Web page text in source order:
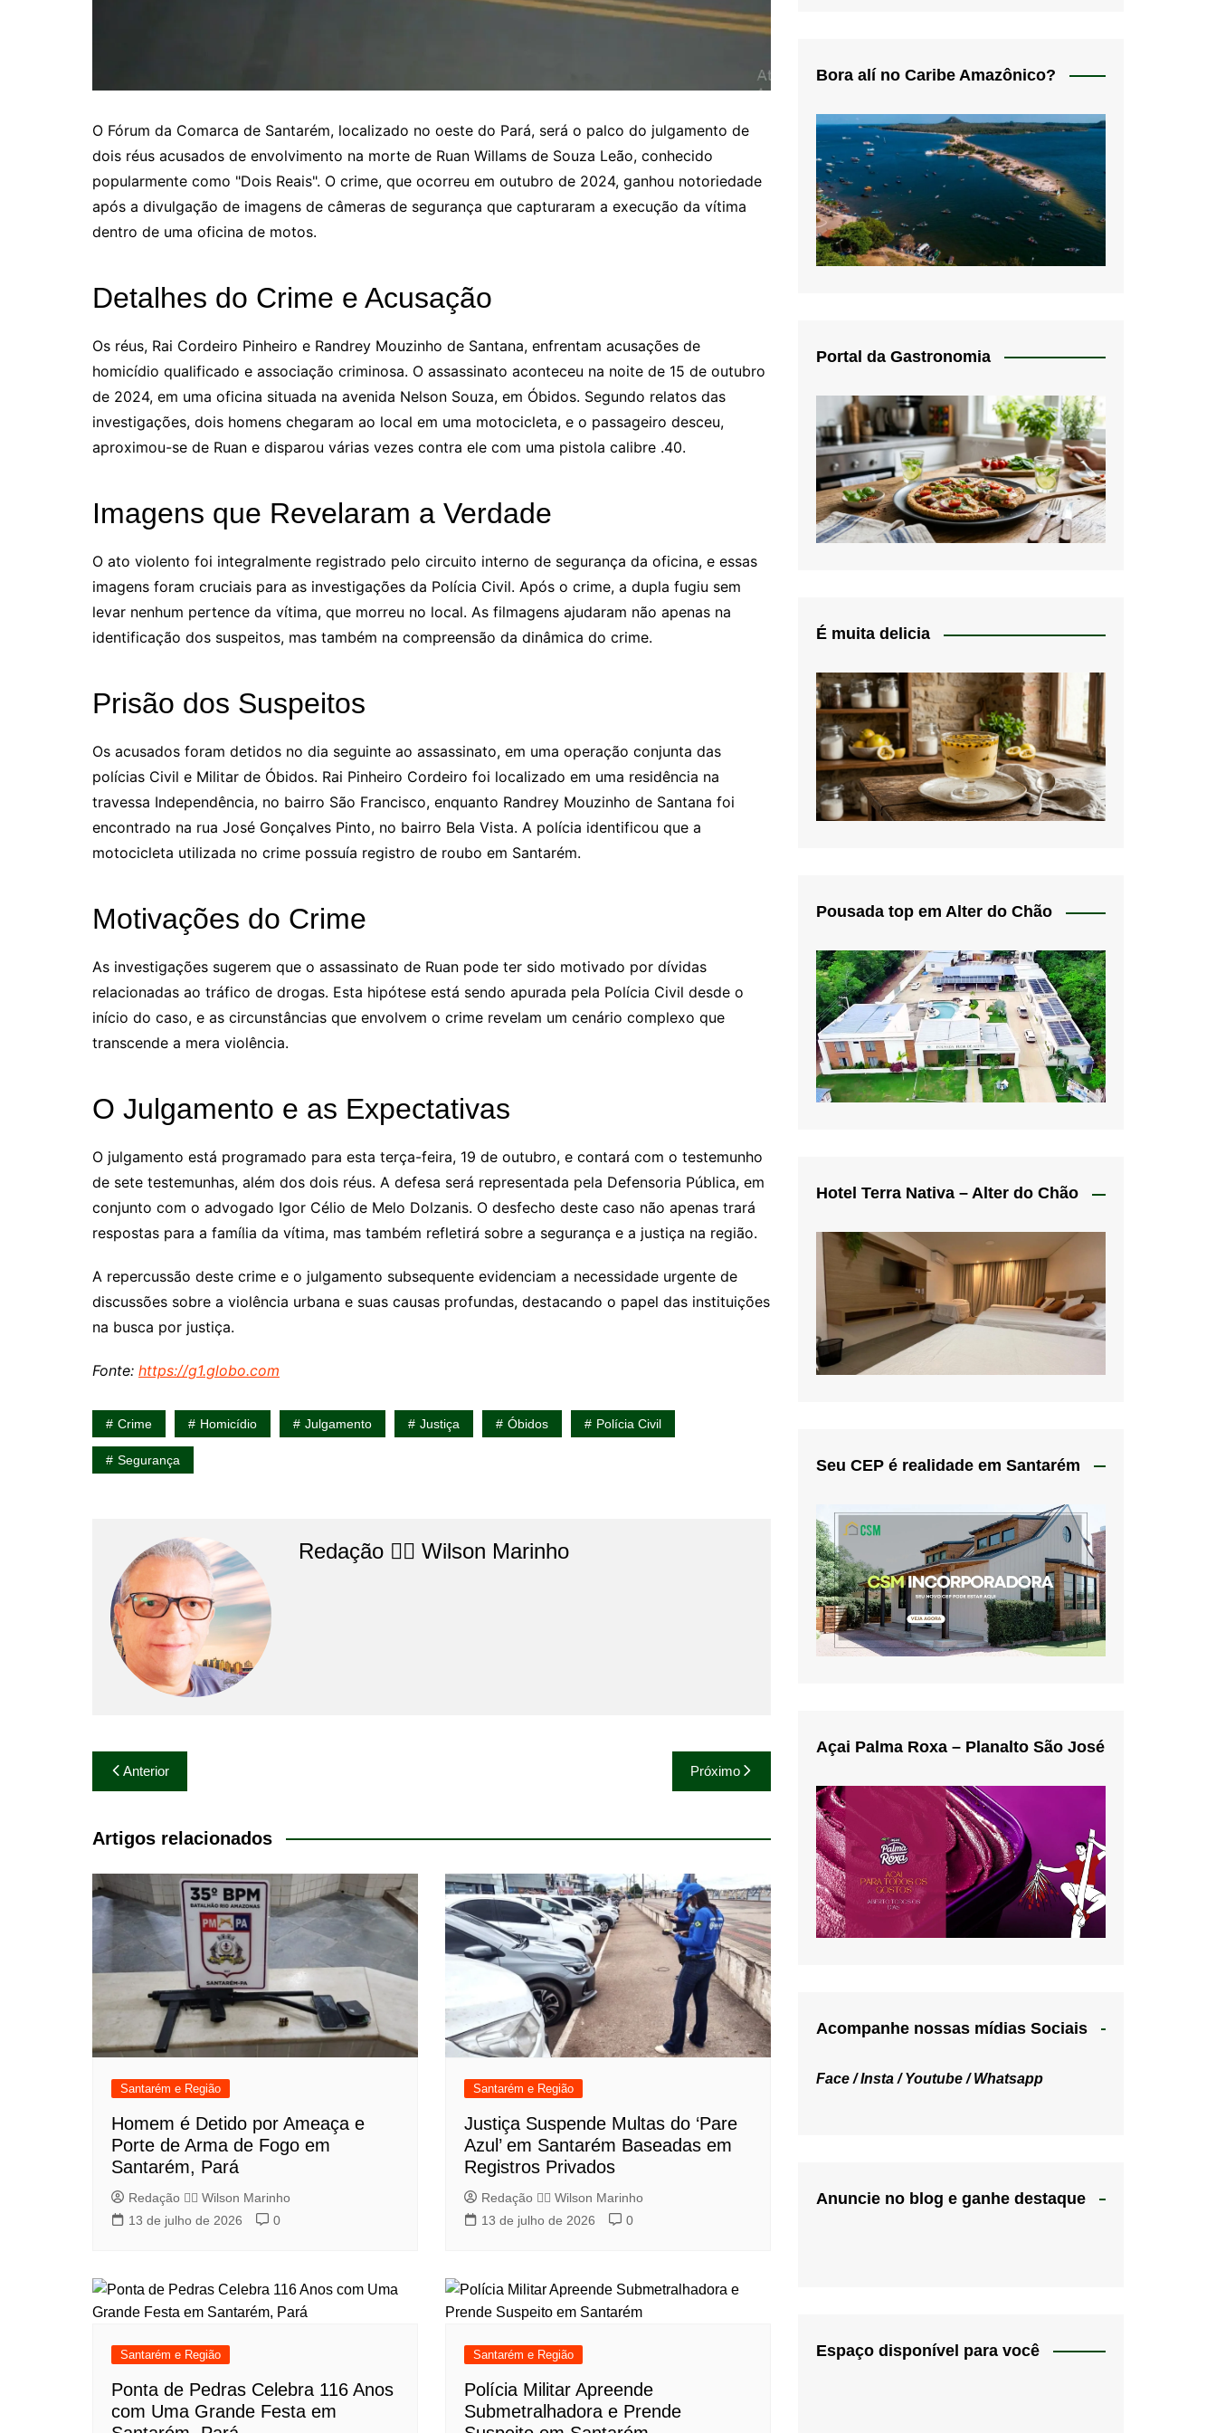
O Fórum da Comarca de Santarém, localizado no oeste do Pará, será o palco do julgamento de
dois réus acusados de envolvimento na morte de Ruan Willams de Souza Leão, conhecido
popularmente como "Dois Reais". O crime, que ocorreu em outubro de 2024, ganhou notoriedade
após a divulgação de imagens de câmeras de segurança que capturaram a execução da vítima
dentro de uma oficina de motos.
Detalhes do Crime e Acusação
Os réus, Rai Cordeiro Pinheiro e Randrey Mouzinho de Santana, enfrentam acusações de
homicídio qualificado e associação criminosa. O assassinato aconteceu na noite de 15 de outubro
de 2024, em uma oficina situada na avenida Nelson Souza, em Óbidos. Segundo relatos das
investigações, dois homens chegaram ao local em uma motocicleta, e o passageiro desceu,
aproximou-se de Ruan e disparou várias vezes contra ele com uma pistola calibre .40.
Imagens que Revelaram a Verdade
O ato violento foi integralmente registrado pelo circuito interno de segurança da oficina, e essas
imagens foram cruciais para as investigações da Polícia Civil. Após o crime, a dupla fugiu sem
levar nenhum pertence da vítima, que morreu no local. As filmagens ajudaram não apenas na
identificação dos suspeitos, mas também na compreensão da dinâmica do crime.
Prisão dos Suspeitos
Os acusados foram detidos no dia seguinte ao assassinato, em uma operação conjunta das
polícias Civil e Militar de Óbidos. Rai Pinheiro Cordeiro foi localizado em uma residência na
travessa Independência, no bairro São Francisco, enquanto Randrey Mouzinho de Santana foi
encontrado na rua José Gonçalves Pinto, no bairro Bela Vista. A polícia identificou que a
motocicleta utilizada no crime possuía registro de roubo em Santarém.
Motivações do Crime
As investigações sugerem que o assassinato de Ruan pode ter sido motivado por dívidas
relacionadas ao tráfico de drogas. Esta hipótese está sendo apurada pela Polícia Civil desde o
início do caso, e as circunstâncias que envolvem o crime revelam um cenário complexo que
transcende a mera violência.
O Julgamento e as Expectativas
O julgamento está programado para esta terça-feira, 19 de outubro, e contará com o testemunho
de sete testemunhas, além dos dois réus. A defesa será representada pela Defensoria Pública, em
conjunto com o advogado Igor Célio de Melo Dolzanis. O desfecho deste caso não apenas trará
respostas para a família da vítima, mas também refletirá sobre a segurança e a justiça na região.
A repercussão deste crime e o julgamento subsequente evidenciam a necessidade urgente de
discussões sobre a violência urbana e suas causas profundas, destacando o papel das instituições
na busca por justiça.
Fonte: https://g1.globo.com
Crime Homicídio Julgamento Justiça Óbidos Polícia Civil
Segurança
Redação 👨‍⚖️​ Wilson Marinho
Navegação
de
Post
Anterior Próximo
Artigos relacionados
Santarém e Região
Homem é Detido por Ameaça e
Porte de Arma de Fogo em
Santarém, Pará
Redação 👨‍⚖️​ Wilson Marinho
13 de julho de 2026
0
Santarém e Região
Justiça Suspende Multas do ‘Pare
Azul’ em Santarém Baseadas em
Registros Privados
Redação 👨‍⚖️​ Wilson Marinho
13 de julho de 2026
0
Santarém e Região
Ponta de Pedras Celebra 116 Anos
com Uma Grande Festa em
Santarém e Região
Polícia Militar Apreende
Submetralhadora e Prende
Bora alí no Caribe Amazônico?
Portal da Gastronomia
É muita delicia
Pousada top em Alter do Chão
Hotel Terra Nativa – Alter do Chão
Seu CEP é realidade em Santarém
Açai Palma Roxa – Planalto São José
Acompanhe nossas mídias Sociais
Face /Insta /Youtube /Whatsapp
Anuncie no blog e ganhe destaque
Espaço disponível para você